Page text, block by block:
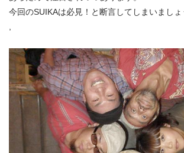
今回のSUIKAは必見！と断言してしまいましょ